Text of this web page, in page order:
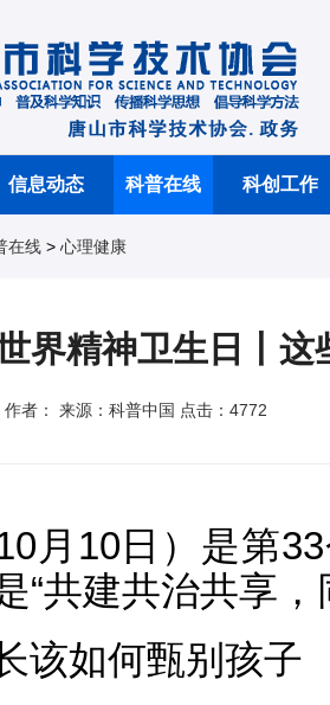
信息动态 科普在线 科创工作
在线 > 心理健康
界精神卫生日丨这
者： 来源：科普中国 点击：4772
月10日）是第
“共建共治共享，
该如何甄别孩子